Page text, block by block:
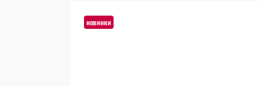
новинки